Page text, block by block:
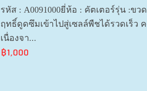
รหัส : A0091000ยี่ห้อ : คัตเตอร์รุ่น :ขว
ฤทธิ์ดูดซึมเข้าไปสู่เซลล์พืชได้รวดเร็ว
เนื่องจา...
฿1,000